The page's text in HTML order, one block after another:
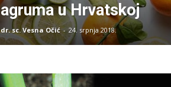
agruma u Hrvatskoj
dr. sc. Vesna Očić - 24. srpnja 2018.